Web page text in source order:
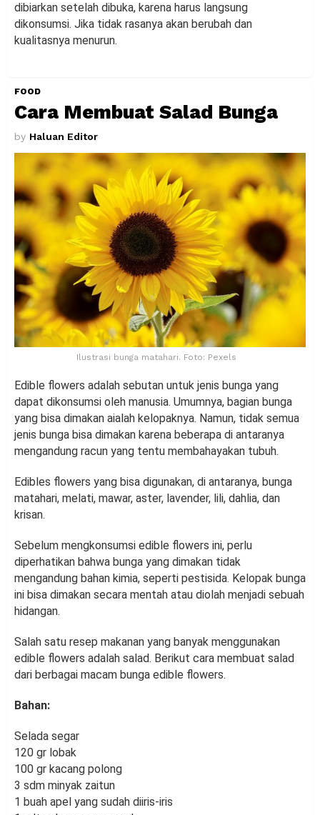
dibiarkan setelah dibuka, karena harus langsung
dikonsumsi. Jika tidak rasanya akan berubah dan
kualitasnya menurun.
FOOD
Cara Membuat Salad Bunga
by Haluan Editor
Ilustrasi bunga matahari. Foto: Pexels
Edible flowers adalah sebutan untuk jenis bunga yang
dapat dikonsumsi oleh manusia. Umumnya, bagian bunga
yang bisa dimakan aialah kelopaknya. Namun, tidak semua
jenis bunga bisa dimakan karena beberapa di antaranya
mengandung racun yang tentu membahayakan tubuh.
Edibles flowers yang bisa digunakan, di antaranya, bunga
matahari, melati, mawar, aster, lavender, lili, dahlia, dan
krisan.
Sebelum mengkonsumsi edible flowers ini, perlu
diperhatikan bahwa bunga yang dimakan tidak
mengandung bahan kimia, seperti pestisida. Kelopak bunga
ini bisa dimakan secara mentah atau diolah menjadi sebuah
hidangan.
Salah satu resep makanan yang banyak menggunakan
edible flowers adalah salad. Berikut cara membuat salad
dari berbagai macam bunga edible flowers.
Bahan:
Selada segar
120 gr lobak
100 gr kacang polong
3 sdm minyak zaitun
1 buah apel yang sudah diiris-iris